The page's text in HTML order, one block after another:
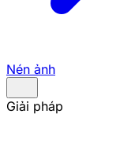
Nén ảnh
Giải pháp